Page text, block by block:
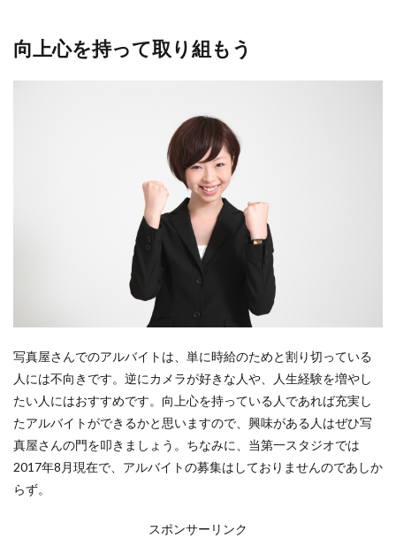
向上心を持って取り組もう
写真屋さんでのアルバイトは、単に時給のためと割り切っている
人には不向きです。逆にカメラが好きな人や、人生経験を増やし
たい人にはおすすめです。向上心を持っている人であれば充実し
たアルバイトができるかと思いますので、興味がある人はぜひ写
真屋さんの門を叩きましょう。ちなみに、当第一スタジオでは
2017年8月現在で、アルバイトの募集はしておりませんのであしか
らず。
スポンサーリンク